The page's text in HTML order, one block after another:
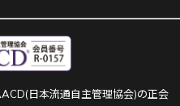
日本流通自主管理協会)の正会